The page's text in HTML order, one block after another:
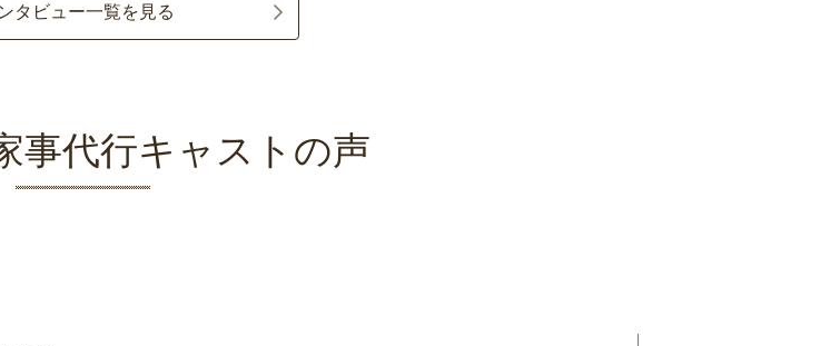
タビュー一覧を見る
事代行キャストの声